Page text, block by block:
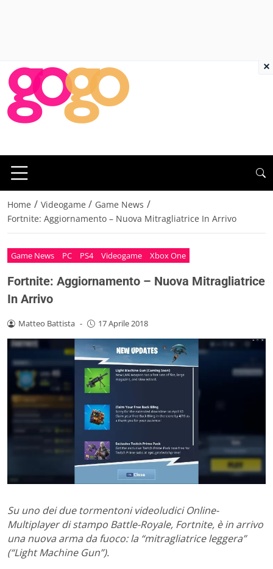
Home / Videogame / Game News /
Fortnite: Aggiornamento – Nuova Mitragliatrice In Arrivo
Game News PC PS4 Videogame Xbox One
Fortnite: Aggiornamento – Nuova Mitragliatrice
In Arrivo
Matteo Battista - 17 Aprile 2018
Su uno dei due tormentoni videoludici Online-
Multiplayer di stampo Battle-Royale, Fortnite, è in arrivo
una nuova arma da fuoco: la “mitragliatrice leggera”
(“Light Machine Gun”).
×